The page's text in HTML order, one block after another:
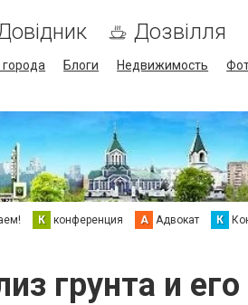
Дозвілля
Блоги Недвижимость
К конференция А Адвокат К
грунта и